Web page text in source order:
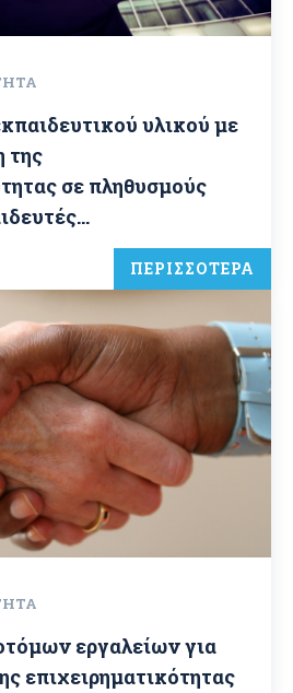
υλικού με
της
σε πληθυσμούς
ΠΕΡΙΣΣΟΤΕΡΑ
εργαλείων για
επιχειρηματικότητας